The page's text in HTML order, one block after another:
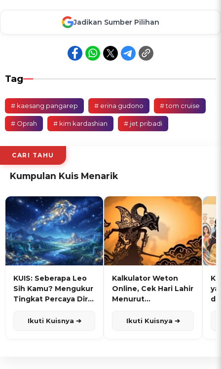
Jadikan Sumber Pilihan
Tag
# kaesang pangarep # erina gudono # tom cruise
# Oprah # kim kardashian # jet pribadi
CARI TAHU
Kumpulan Kuis Menarik
KUIS: Seberapa Leo
Sih Kamu? Mengukur
Tingkat Percaya Diri
Ikuti Kuisnya ➔
Kalkulator Weton
Online, Cek Hari Lahir
Menurut
Ikuti Kuisnya ➔